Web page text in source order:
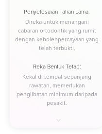
Penyelesaian Tahan Lama:
Direka untuk menangani
cabaran ortodontik yang rumit
dengan kebolehpercayaan yang
telah terbukti.
Reka Bentuk Tetap:
Kekal di tempat sepanjang
rawatan, memerlukan
penglibatan minimum daripada
pesakit.